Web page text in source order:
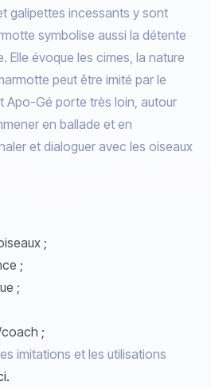
galipettes incessants y sont
symbolise aussi la détente
Elle évoque les cimes, la nature
peut être imité par le
Apo-Gé porte très loin, autour
en ballade et en
et dialoguer avec les oiseaux
;
;
;
;
imitations et les utilisations